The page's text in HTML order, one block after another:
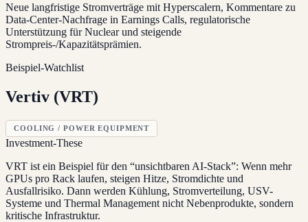
Neue langfristige Stromverträge mit Hyperscalern, Kommentare zu
Data-Center-Nachfrage in Earnings Calls, regulatorische
Unterstützung für Nuclear und steigende
Strompreis-/Kapazitätsprämien.
Beispiel-Watchlist
Vertiv (VRT)
COOLING / POWER EQUIPMENT
Investment-These
VRT ist ein Beispiel für den “unsichtbaren AI-Stack”: Wenn mehr
GPUs pro Rack laufen, steigen Hitze, Stromdichte und
Ausfallrisiko. Dann werden Kühlung, Stromverteilung, USV-
Systeme und Thermal Management nicht Nebenprodukte, sondern
kritische Infrastruktur.